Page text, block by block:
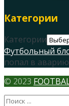
Категории
Категории
Футбольный
попал в аварию
© 2023